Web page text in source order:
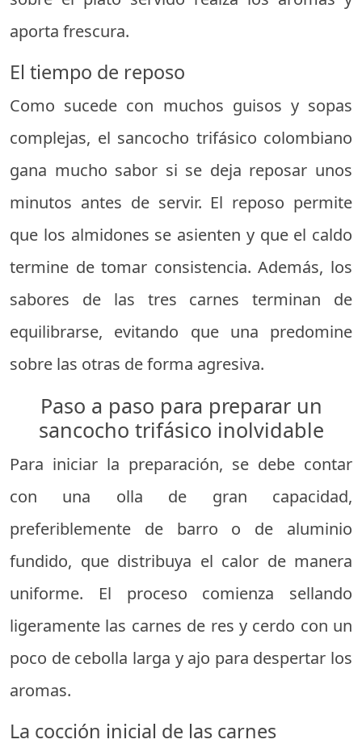
aporta frescura.
El tiempo de reposo
Como sucede con muchos guisos y sopas
complejas, el sancocho trifásico colombiano
gana mucho sabor si se deja reposar unos
minutos antes de servir. El reposo permite
que los almidones se asienten y que el caldo
termine de tomar consistencia. Además, los
sabores de las tres carnes terminan de
equilibrarse, evitando que una predomine
sobre las otras de forma agresiva.
Paso a paso para preparar un
sancocho trifásico inolvidable
Para iniciar la preparación, se debe contar
con una olla de gran capacidad,
preferiblemente de barro o de aluminio
fundido, que distribuya el calor de manera
uniforme. El proceso comienza sellando
ligeramente las carnes de res y cerdo con un
poco de cebolla larga y ajo para despertar los
aromas.
La cocción inicial de las carnes